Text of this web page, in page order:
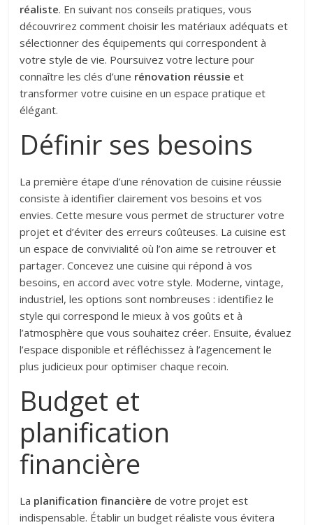
réaliste. En suivant nos conseils pratiques, vous
découvrirez comment choisir les matériaux adéquats et
sélectionner des équipements qui correspondent à
votre style de vie. Poursuivez votre lecture pour
connaître les clés d’une rénovation réussie et
transformer votre cuisine en un espace pratique et
élégant.
Définir ses besoins
La première étape d’une rénovation de cuisine réussie
consiste à identifier clairement vos besoins et vos
envies. Cette mesure vous permet de structurer votre
projet et d’éviter des erreurs coûteuses. La cuisine est
un espace de convivialité où l’on aime se retrouver et
partager. Concevez une cuisine qui répond à vos
besoins, en accord avec votre style. Moderne, vintage,
industriel, les options sont nombreuses : identifiez le
style qui correspond le mieux à vos goûts et à
l’atmosphère que vous souhaitez créer. Ensuite, évaluez
l’espace disponible et réfléchissez à l’agencement le
plus judicieux pour optimiser chaque recoin.
Budget et
planification
financière
La planification financière de votre projet est
indispensable. Établir un budget réaliste vous évitera